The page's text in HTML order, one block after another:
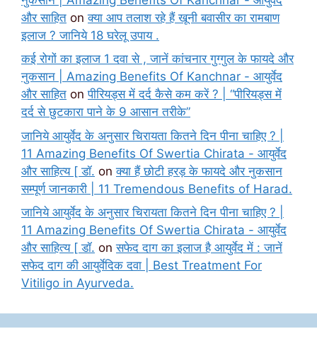
और साहित onक्या आप तलाश रहे हैं खूनी बवासीर का रामबाण
इलाज ? जानिये 18 घरेलू उपाय .
कई रोगों का इलाज 1 दवा से , जानें कांचनार गुग्गुल के फायदे और
नुकसान | Amazing Benefits Of Kanchnar - आयुर्वेद
और साहित onपीरियड्स में दर्द कैसे कम करें ? | “पीरियड्स में
दर्द से छुटकारा पाने के 9 आसान तरीके”
जानिये आयुर्वेद के अनुसार चिरायता कितने दिन पीना चाहिए ? |
11 Amazing Benefits Of Swertia Chirata - आयुर्वेद
और साहित्य [ डॉ. onक्या हैं छोटी हरड़ के फायदे और नुकसान
सम्पूर्ण जानकारी | 11 Tremendous Benefits of Harad.
जानिये आयुर्वेद के अनुसार चिरायता कितने दिन पीना चाहिए ? |
11 Amazing Benefits Of Swertia Chirata - आयुर्वेद
और साहित्य [ डॉ. onसफेद दाग का इलाज है आयुर्वेद में : जानें
सफेद दाग की आयुर्वेदिक दवा | Best Treatment For
Vitiligo in Ayurveda.